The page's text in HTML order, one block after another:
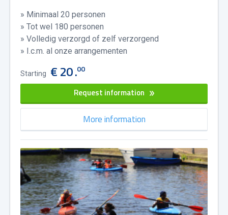
» Minimaal 20 personen
» Tot wel 180 personen
» Volledig verzorgd of zelf verzorgend
» I.c.m. al onze arrangementen
Starting € 20 .00
Request information
More information